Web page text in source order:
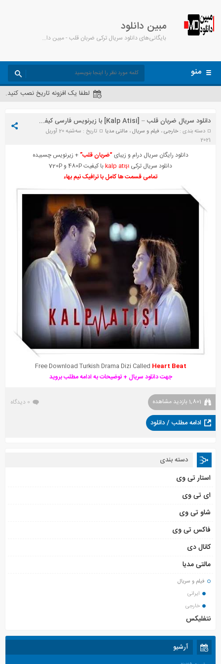
مبین دانلود
بایگانی‌های دانلود سریال ترکی ضربان قلب - مبین دانلود
منو
لطفا یک افزونه تاریخ نصب کنید.
دانلود سریال ضربان قلب – [Kalp Atisi] با زیرنویس فارسی کیفیت HD720P
دسته بندی :خارجی، فیلم و سریال، مالتی مدیا
تاریخ : سه‌شنبه 20 آوریل
2021
دانلود رایگان سریال درام و زیبای“ضربان قلب”+ زیرنویس چسبیده
دانلود سریال ترکی kalp atışıبا کیفیت 480P و 720P
تمامی قسمت ها کامل با ترافیک نیم بهاء
Free Download Turkish Drama Dizi Called Heart Beat
جهت دانلود سریال + توضیحات به ادامه مطلب بروید
1,801 بازدید مشاهده 0 دیدگاه
ادامه مطلب / دانلود
دسته بندی
استار تی وی
ای تی وی
شاو تی وی
فاکس تی وی
کانال دی
مالتی مدیا
فیلم و سریال
ایرانی
خارجی
نتفلیکس
آرشیو